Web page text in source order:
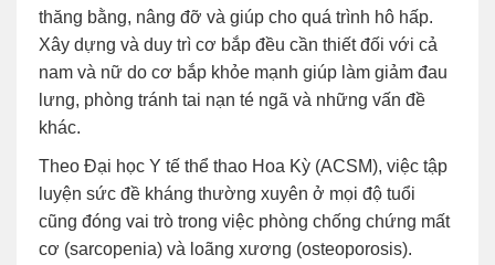
thăng bằng, nâng đỡ và giúp cho quá trình hô hấp.
Xây dựng và duy trì cơ bắp đều cần thiết đối với cả
nam và nữ do cơ bắp khỏe mạnh giúp làm giảm đau
lưng, phòng tránh tai nạn té ngã và những vấn đề
khác.
Theo Đại học Y tế thể thao Hoa Kỳ (ACSM), việc tập
luyện sức đề kháng thường xuyên ở mọi độ tuổi
cũng đóng vai trò trong việc phòng chống chứng mất
cơ (sarcopenia) và loãng xương (osteoporosis).